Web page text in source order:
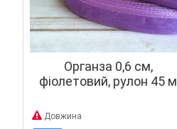
Органза 0,6 см,
фіолетовий, рулон 45 м
Довжина